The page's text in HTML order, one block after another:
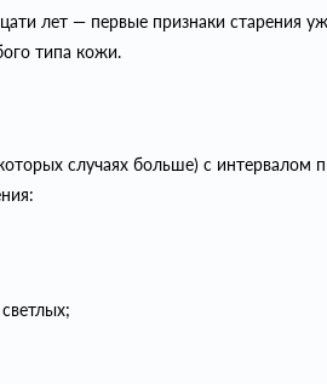
лет — первые признаки старения
типа кожи.
случаях больше) с